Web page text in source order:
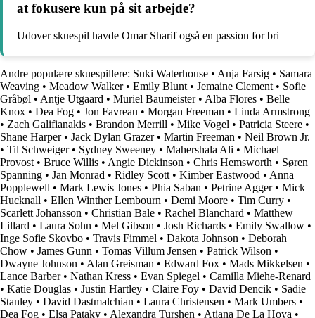
at fokusere kun på sit arbejde?
Udover skuespil havde Omar Sharif også en passion for bri
Andre populære skuespillere: Suki Waterhouse • Anja Farsig • Samara
Weaving • Meadow Walker• Emily Blunt • Jemaine Clement • Sofie
Gråbøl • Antje Utgaard • Muriel Baumeister• Alba Flores • Belle
Knox • Dea Fog • Jon Favreau • Morgan Freeman • Linda Armstrong
• Zach Galifianakis • Brandon Merrill • Mike Vogel • Patricia Steere •
Shane Harper• Jack Dylan Grazer• Martin Freeman • Neil Brown Jr.
• Til Schweiger• Sydney Sweeney • Mahershala Ali • Michael
Provost • Bruce Willis • Angie Dickinson • Chris Hemsworth • Søren
Spanning • Jan Monrad • Ridley Scott • Kimber Eastwood • Anna
Popplewell • Mark Lewis Jones • Phia Saban • Petrine Agger• Mick
Hucknall • Ellen Winther Lembourn • Demi Moore • Tim Curry •
Scarlett Johansson • Christian Bale • Rachel Blanchard • Matthew
Lillard • Laura Sohn • Mel Gibson • Josh Richards • Emily Swallow •
Inge Sofie Skovbo • Travis Fimmel • Dakota Johnson • Deborah
Chow • James Gunn • Tomas Villum Jensen • Patrick Wilson •
Dwayne Johnson • Alan Greisman • Edward Fox • Mads Mikkelsen •
Lance Barber• Nathan Kress • Evan Spiegel • Camilla Miehe-Renard
• Katie Douglas • Justin Hartley • Claire Foy • David Dencik • Sadie
Stanley • David Dastmalchian • Laura Christensen • Mark Umbers •
Dea Fog • Elsa Pataky • Alexandra Turshen • Atiana De La Hoya •